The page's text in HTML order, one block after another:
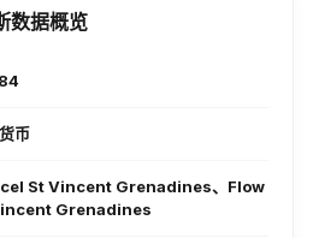
数据概览
币
St Vincent Grenadines、Flow
Grenadines